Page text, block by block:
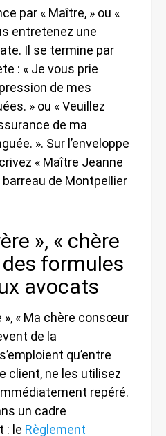
par « Maître, » ou «
entretenez une
Il se termine par
: « Je vous prie
de mes
» ou « Veuillez
de ma
». Sur l’enveloppe
« Maître Jeanne
de Montpellier
», « chère
formules
avocats
», « Ma chère consœur
de la
qu’entre
client, ne les utilisez
repéré.
un cadre
: le Règlement